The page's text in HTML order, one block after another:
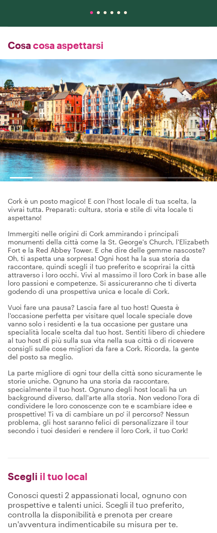
Cosa cosa aspettarsi
Cork è un posto magico! E con l'host locale di tua scelta, la
vivrai tutta. Preparati: cultura, storia e stile di vita locale ti
aspettano!
Immergiti nelle origini di Cork ammirando i principali
monumenti della città come la St. George's Church, l'Elizabeth
Fort e la Red Abbey Tower. E che dire delle gemme nascoste?
Oh, ti aspetta una sorpresa! Ogni host ha la sua storia da
raccontare, quindi scegli il tuo preferito e scoprirai la città
attraverso i loro occhi. Vivi al massimo il loro Cork in base alle
loro passioni e competenze. Si assicureranno che ti diverta
godendo di una prospettiva unica e locale di Cork.
Vuoi fare una pausa? Lascia fare al tuo host! Questa è
l'occasione perfetta per visitare quel locale speciale dove
vanno solo i residenti e la tua occasione per gustare una
specialità locale scelta dal tuo host. Sentiti libero di chiedere
al tuo host di più sulla sua vita nella sua città o di ricevere
consigli sulle cose migliori da fare a Cork. Ricorda, la gente
del posto sa meglio.
La parte migliore di ogni tour della città sono sicuramente le
storie uniche. Ognuno ha una storia da raccontare,
specialmente il tuo host. Ognuno degli host locali ha un
background diverso, dall'arte alla storia. Non vedono l'ora di
condividere le loro conoscenze con te e scambiare idee e
prospettive! Ti va di cambiare un po' il percorso? Nessun
problema, gli host saranno felici di personalizzare il tour
secondo i tuoi desideri e rendere il loro Cork, il tuo Cork!
Scegli il tuo local
Conosci questi 2 appassionati local, ognuno con
prospettive e talenti unici. Scegli il tuo preferito,
controlla la disponibilità e prenota per creare
un'avventura indimenticabile su misura per te.